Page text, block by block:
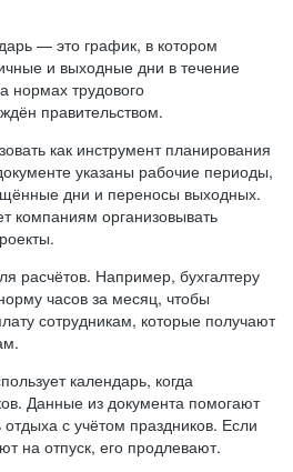
— это график, в котором
и выходные дни в течение
нормах трудового
правительством.
как инструмент планирования
указаны рабочие периоды,
дни и переносы выходных.
компаниям организовывать
расчётов. Например, бухгалтеру
часов за месяц, чтобы
сотрудникам, которые получают
календарь, когда
Данные из документа помогают
с учётом праздников. Если
на отпуск, его продлевают.